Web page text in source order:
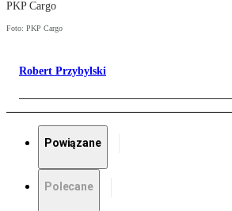
PKP Cargo
Foto: PKP Cargo
Robert Przybylski
Powiązane
Polecane